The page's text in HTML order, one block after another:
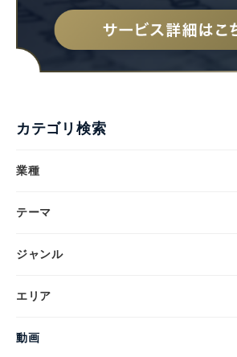
カテゴリ検索
業種
テーマ
ジャンル
エリア
動画